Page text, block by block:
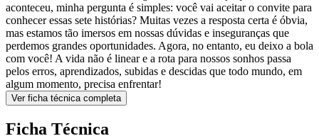
aconteceu, minha pergunta é simples: você vai aceitar o convite para
conhecer essas sete histórias? Muitas vezes a resposta certa é óbvia,
mas estamos tão imersos em nossas dúvidas e inseguranças que
perdemos grandes oportunidades. Agora, no entanto, eu deixo a bola
com você! A vida não é linear e a rota para nossos sonhos passa
pelos erros, aprendizados, subidas e descidas que todo mundo, em
algum momento, precisa enfrentar!
Ver ficha técnica completa
Ficha Técnica